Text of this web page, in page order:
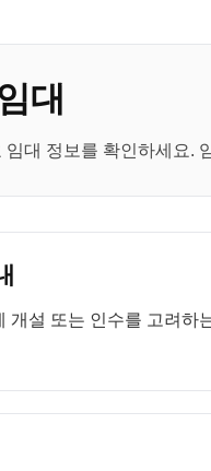
대
대 정보를 확인하세요.
개설 또는 인수를 고려